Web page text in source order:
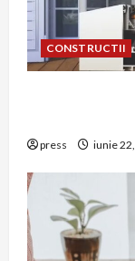
CONSTRUCTII
press iunie